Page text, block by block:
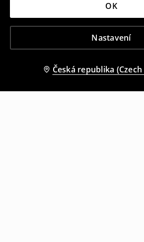
Nastavení
OK
Česká republika